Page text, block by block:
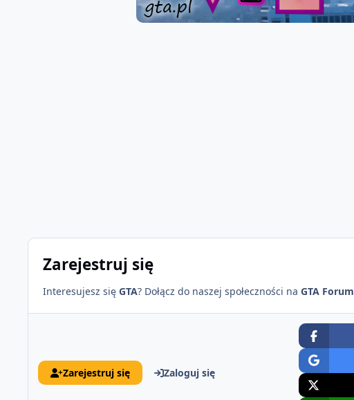
Zarejestruj się
Interesujesz się GTA? Dołącz do naszej społeczności na GTA Forum
Zarejestruj się Zaloguj się